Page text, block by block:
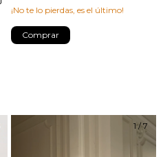
¡No te lo pierdas, es el último!
Comprar
1/7